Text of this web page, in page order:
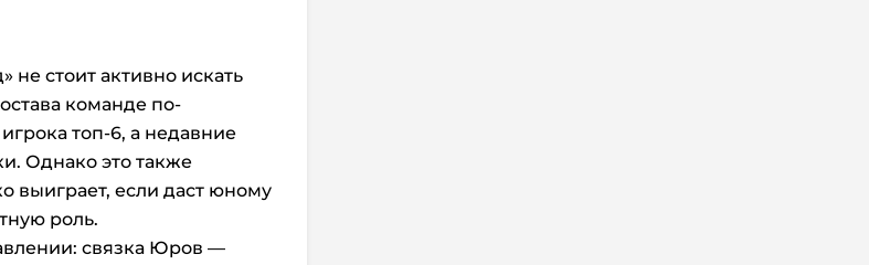
не стоит активно искать
команде по-
топ-6, а недавние
Однако это также
выиграет, если даст юному
роль.
связка Юров —